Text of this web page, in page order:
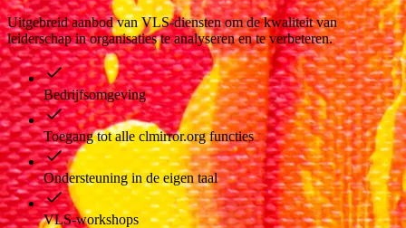
Uitgebreid aanbod van VLS-diensten om de kwaliteit van
leiderschap in organisaties te analyseren en te verbeteren.
Bedrijfsomgeving
Toegang tot alle clmirror.org functies
Ondersteuning in de eigen taal
VLS-workshops